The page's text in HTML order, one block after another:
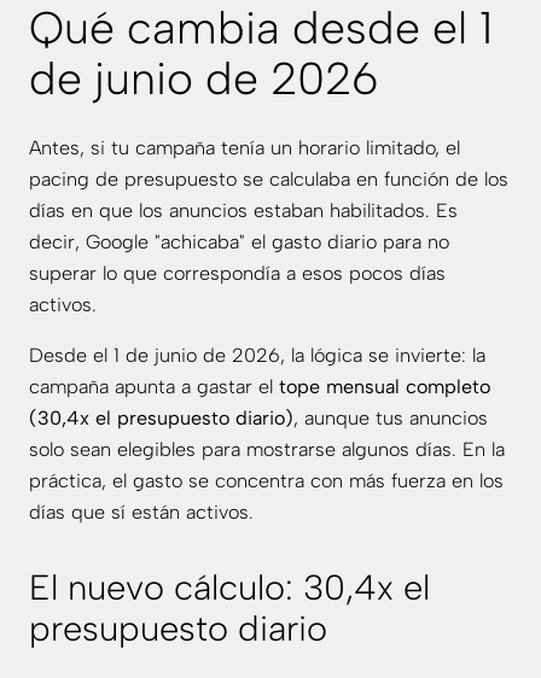
Qué cambia desde el 1
de junio de 2026
Antes, si tu campaña tenía un horario limitado, el
pacing de presupuesto se calculaba en función de los
días en que los anuncios estaban habilitados. Es
decir, Google "achicaba" el gasto diario para no
superar lo que correspondía a esos pocos días
activos.
Desde el 1 de junio de 2026, la lógica se invierte: la
campaña apunta a gastar el tope mensual completo
(30,4x el presupuesto diario), aunque tus anuncios
solo sean elegibles para mostrarse algunos días. En la
práctica, el gasto se concentra con más fuerza en los
días que sí están activos.
El nuevo cálculo: 30,4x el
presupuesto diario